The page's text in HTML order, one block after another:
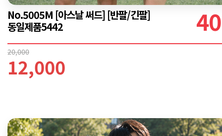
No.5005M [아스날 써드] [반팔/긴팔]
동일제품5442
40
20,000
12,000